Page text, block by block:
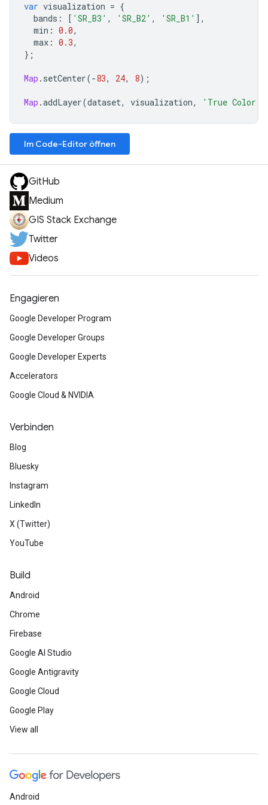
var visualization = {
bands : [ 'SR_B3' , 'SR_B2' , 'SR_B1' ],
min : 0.0,
max : 0.3,
};
Map . setCenter(-83, 24, 8);
Map .addLayer(dataset, visualization, 'True Color
Im Code-Editor öffnen
GitHub
Medium
GIS Stack Exchange
Twitter
Videos
Engagieren
Google Developer Program
Google Developer Groups
Google Developer Experts
Accelerators
Google Cloud & NVIDIA
Verbinden
Blog
Bluesky
Instagram
LinkedIn
X (Twitter)
YouTube
Build
Android
Chrome
Firebase
Google AI Studio
Google Antigravity
Google Cloud
Google Play
View all
Android